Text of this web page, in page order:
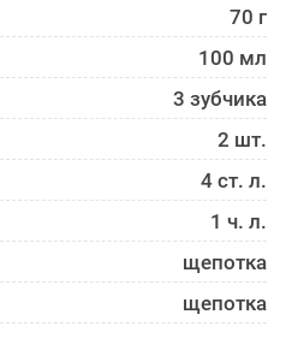
70 г
100 мл
3 зубчика
2 шт.
4 ст. л.
1 ч. л.
щепотка
щепотка